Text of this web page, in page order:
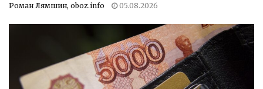
Роман Лямшин, oboz.info 05.08.2026